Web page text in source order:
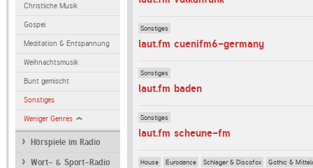
Christliche Musik
Gospel
Meditation & Entspannung
Weihnachtsmusik
Bunt gemischt
Sonstiges
Weniger Genres
Hörspiele im Radio
Wort- & Sport-Radio
Sonstiges
laut.fm cuenifm6-germany
Sonstiges
laut.fm baden
Sonstiges
laut.fm scheune-fm
House Eurodance Schlager & Discofox Gothic &